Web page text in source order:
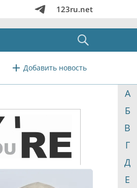
123ru.net
Добавить новость
А
Б
В
Г
Д
Е